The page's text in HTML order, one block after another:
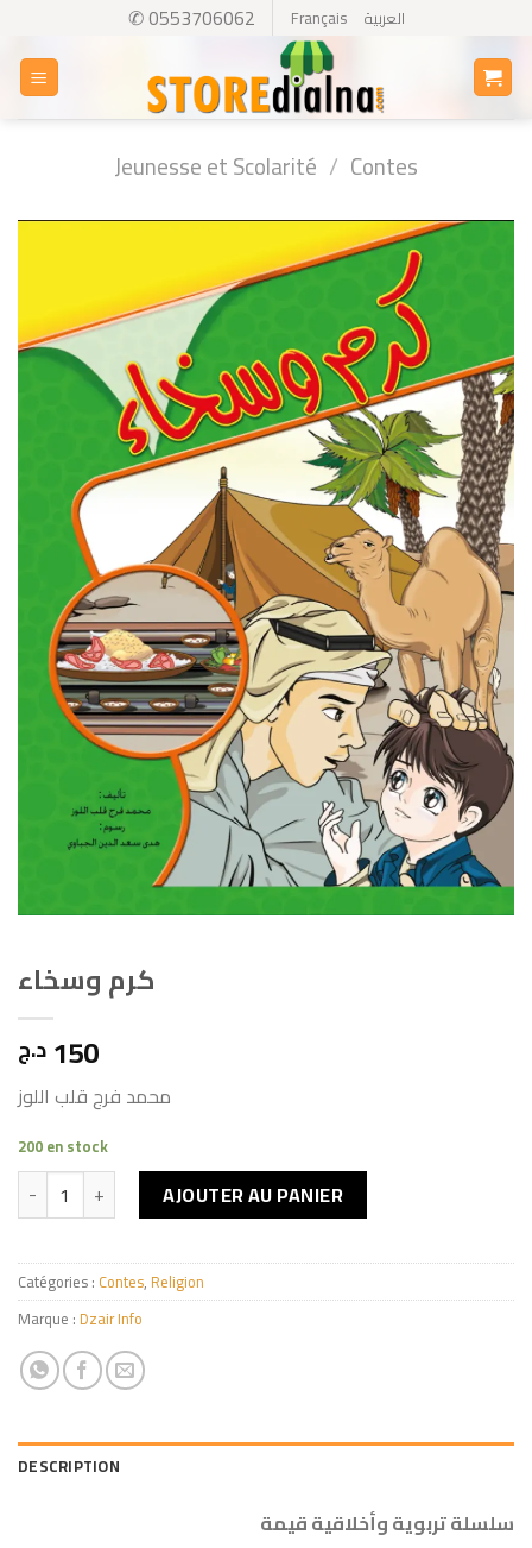
content
✆ 0553706062 Français العربية
Jeunesse et Scolarité / Contes
كرم وسخاء
150 د.ج
محمد فرج قلب اللوز
200 en stock
quantité de كرم وسخاء
AJOUTER AU PANIER
Catégories : Contes, Religion
Marque : Dzair Info
DESCRIPTION
سلسلة تربوية وأخلاقية قيمة